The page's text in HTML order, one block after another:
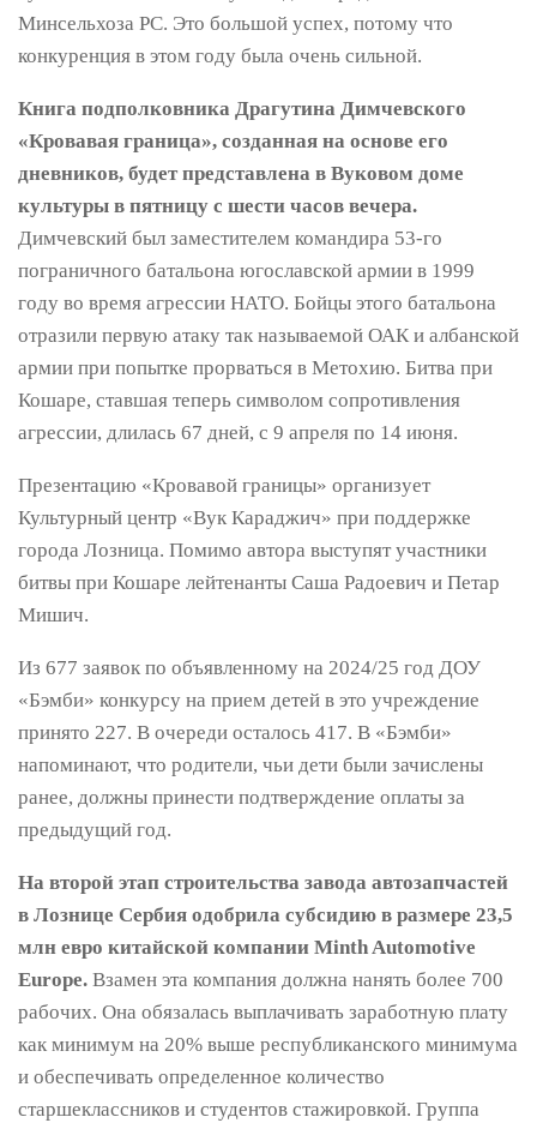
Минсельхоза РС. Это большой успех, потому что
конкуренция в этом году была очень сильной.
Книга подполковника Драгутина Димчевского
«Кровавая граница», созданная на основе его
дневников, будет представлена ​​в Вуковом доме
культуры в пятницу с шести часов вечера.
Димчевский был заместителем командира 53-го
пограничного батальона югославской армии в 1999
году во время агрессии НАТО. Бойцы этого батальона
отразили первую атаку так называемой ОАК и албанской
армии при попытке прорваться в Метохию. Битва при
Кошаре, ставшая теперь символом сопротивления
агрессии, длилась 67 дней, с 9 апреля по 14 июня.
Презентацию «Кровавой границы» организует
Культурный центр «Вук Караджич» при поддержке
города Лозница. Помимо автора выступят участники
битвы при Кошаре лейтенанты Саша Радоевич и Петар
Мишич.
Из 677 заявок по объявленному на 2024/25 год ДОУ
«Бэмби» конкурсу на прием детей в это учреждение
принято 227. В очереди осталось 417. В «Бэмби»
напоминают, что родители, чьи дети были зачислены
ранее, должны принести подтверждение оплаты за
предыдущий год.
На второй этап строительства завода автозапчастей
в Лознице Сербия одобрила субсидию в размере 23,5
млн евро китайской компании Minth Automotive
Europe. Взамен эта компания должна нанять более 700
рабочих. Она обязалась выплачивать заработную плату
как минимум на 20% выше республиканского минимума
и обеспечивать определенное количество
старшеклассников и студентов стажировкой. Группа